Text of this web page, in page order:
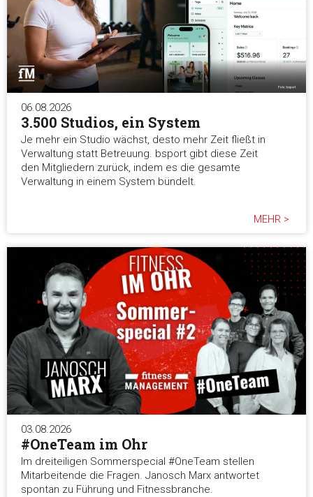
Diese Webseite verwendet Cookies
Wir verwenden Cookies, um Inhalte und Anzeigen zu
personalisieren, Funktionen für soziale Medien anbieten zu
und die Zugriffe auf unsere Website zu analysieren.
geben wir Informationen zu Ihrer Verwendung unserer
unsere Partner für soziale Medien, Werbung und Analysen
Unsere Partner führen diese Informationen möglicherweise
weiteren Daten zusammen, die Sie ihnen bereitgestellt
die sie im Rahmen Ihrer Nutzung der Dienste gesammelt
Präferenzen
Statistiken
Marketing
Alle akzeptieren
Auswahl erlauben
06.08.2026
3.500 Studios, ein System
Je mehr ein Studio wächst, desto mehr Zeit fließt in
Verwaltung statt Betreuung. bsport gibt diese Zeit
den Mitgliedern zurück, indem es die gesamte
Verwaltung in einem System bündelt.
MEHR >
03.08.2026
#OneTeam im Ohr
Im dreiteiligen Sommerspecial #OneTeam stellen
Mitarbeitende die Fragen. Janosch Marx antwortet
spontan zu Führung und Fitnessbranche.